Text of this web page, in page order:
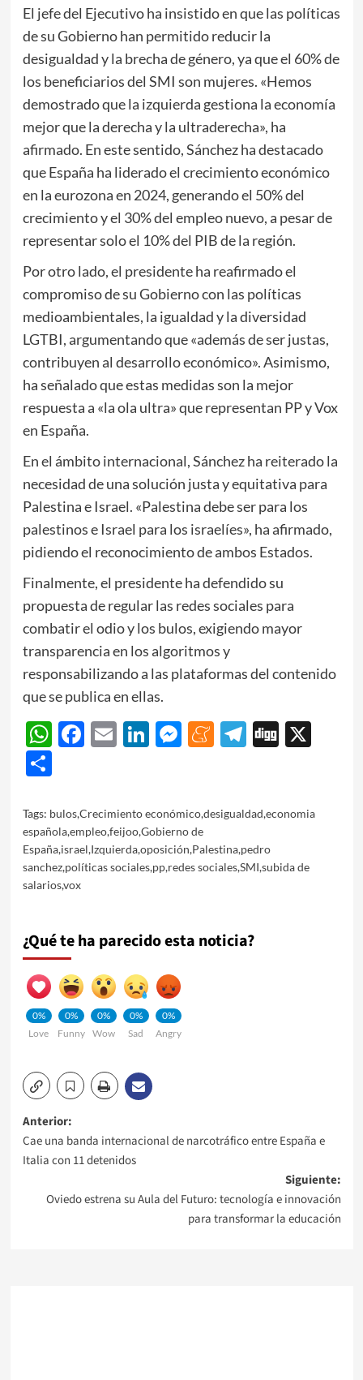
El jefe del Ejecutivo ha insistido en que las políticas
de su Gobierno han permitido reducir la
desigualdad y la brecha de género, ya que el 60% de
los beneficiarios del SMI son mujeres. «Hemos
demostrado que la izquierda gestiona la economía
mejor que la derecha y la ultraderecha», ha
afirmado. En este sentido, Sánchez ha destacado
que España ha liderado el crecimiento económico
en la eurozona en 2024, generando el 50% del
crecimiento y el 30% del empleo nuevo, a pesar de
representar solo el 10% del PIB de la región.
Por otro lado, el presidente ha reafirmado el
compromiso de su Gobierno con las políticas
medioambientales, la igualdad y la diversidad
LGTBI, argumentando que «además de ser justas,
contribuyen al desarrollo económico». Asimismo,
ha señalado que estas medidas son la mejor
respuesta a «la ola ultra» que representan PP y Vox
en España.
En el ámbito internacional, Sánchez ha reiterado la
necesidad de una solución justa y equitativa para
Palestina e Israel. «Palestina debe ser para los
palestinos e Israel para los israelíes», ha afirmado,
pidiendo el reconocimiento de ambos Estados.
Finalmente, el presidente ha defendido su
propuesta de regular las redes sociales para
combatir el odio y los bulos, exigiendo mayor
transparencia en los algoritmos y
responsabilizando a las plataformas del contenido
que se publica en ellas.
WhatsApp
Facebook
EmailLinkedIn
Messenger
Meneame
Telegram
Digg
X
Share
Tags: bulos,Crecimiento económico,desigualdad,economia
española,empleo,feijoo,Gobierno de
España,israel,Izquierda,oposición,Palestina,pedro
sanchez,políticas sociales,pp,redes sociales,SMI,subida de
salarios,vox
¿Qué te ha parecido esta noticia?
0%
Love
0%
Funny
0%
Wow
0%
Sad
0%
Angry
Navegación
de
entradas
Anterior:
Cae una banda internacional de narcotráfico entre España e
Italia con 11 detenidos
Siguiente:
Oviedo estrena su Aula del Futuro: tecnología e innovación
para transformar la educación